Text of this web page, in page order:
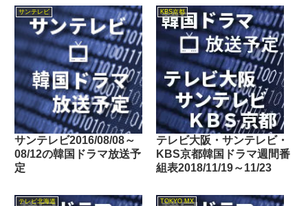
サンテレビ
サンテレビ2016/08/08～
08/12の韓国ドラマ放送予
定
KBS京都
テレビ大阪・サンテレビ・
KBS京都韓国ドラマ週間番
組表2018/11/19～11/23
テレビ北海道 TOKYO MX